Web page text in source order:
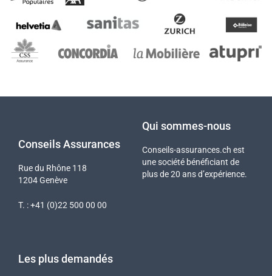
Conseils Assurances
Rue du Rhône 118
1204 Genève
T. : +41 (0)22 500 00 00
Qui sommes-nous
Conseils-assurances.ch est
une société bénéficiant de
plus de 20 ans d’expérience.
Les plus demandés